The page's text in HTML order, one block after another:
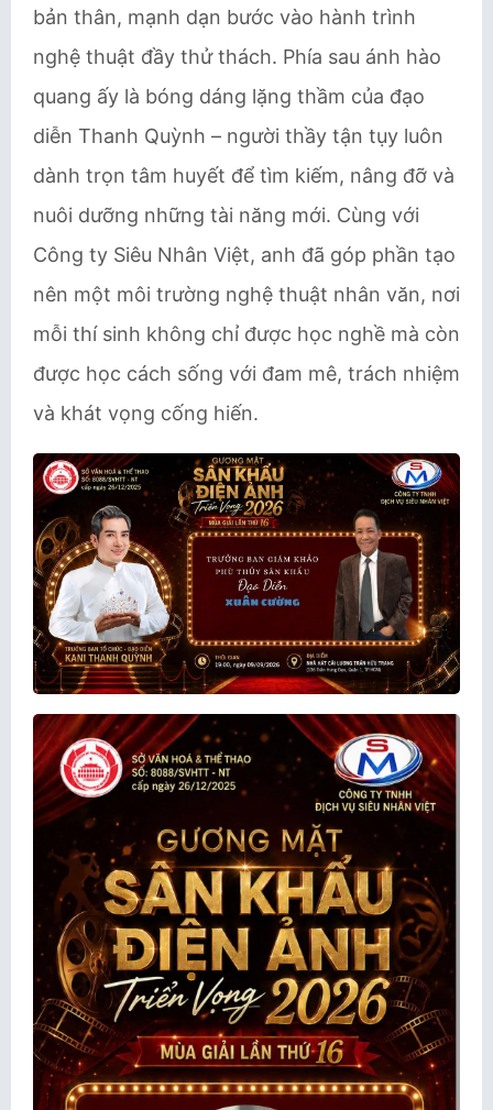
bản thân, mạnh dạn bước vào hành trình
nghệ thuật đầy thử thách. Phía sau ánh hào
quang ấy là bóng dáng lặng thầm của đạo
diễn Thanh Quỳnh – người thầy tận tụy luôn
dành trọn tâm huyết để tìm kiếm, nâng đỡ và
nuôi dưỡng những tài năng mới. Cùng với
Công ty Siêu Nhân Việt, anh đã góp phần tạo
nên một môi trường nghệ thuật nhân văn, nơi
mỗi thí sinh không chỉ được học nghề mà còn
được học cách sống với đam mê, trách nhiệm
và khát vọng cống hiến.